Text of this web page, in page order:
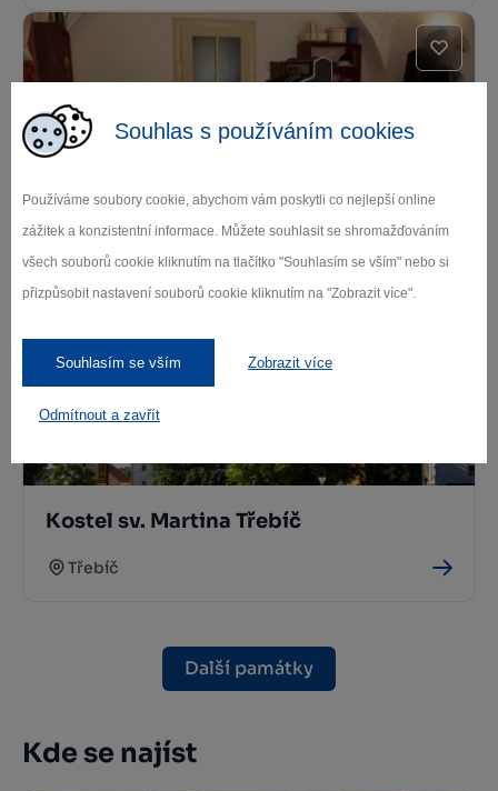
Souhlas s používáním cookies
Používáme soubory cookie, abychom vám poskytli co nejlepší online
zážitek a konzistentní informace. Můžete souhlasit se shromažďováním
všech souborů cookie kliknutím na tlačítko "Souhlasím se vším" nebo si
přizpůsobit nastavení souborů cookie kliknutím na "Zobrazit více".
Souhlasím se vším Zobrazit více
Odmítnout a zavřít
Dům Seligmanna Bauera Třebíč
Třebíč
Kostel sv. Martina Třebíč
Třebíč
Další památky
Kde se najíst